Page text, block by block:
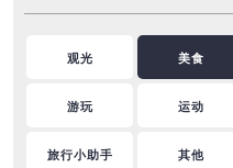
观光 美食
游玩 运动
旅行小助手 其他